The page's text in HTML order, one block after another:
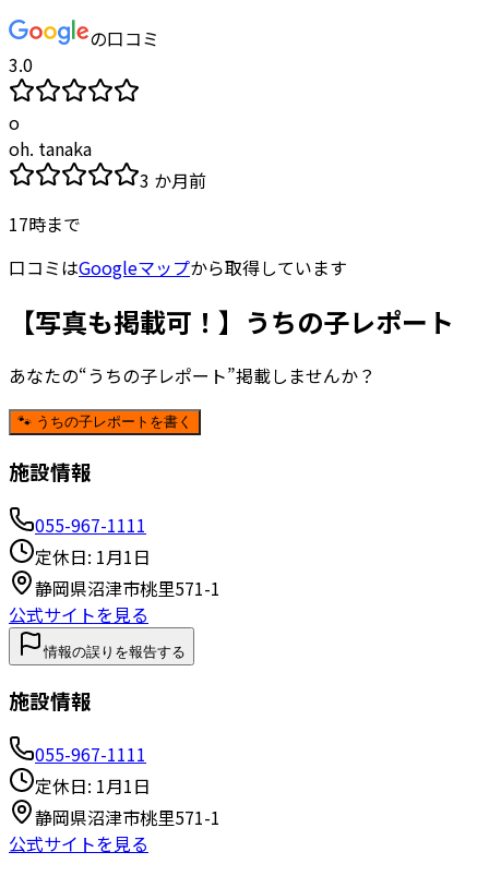
の口コミ
3.0
o
oh. tanaka
3 か月前
17時まで
口コミはGoogleマップから取得しています
【写真も掲載可！】うちの子レポート
あなたの“うちの子レポート”掲載しませんか？
🐾 うちの子レポートを書く
施設情報
055-967-1111
定休日: 1月1日
静岡県沼津市桃里571-1
公式サイトを見る
情報の誤りを報告する
施設情報
055-967-1111
定休日: 1月1日
静岡県沼津市桃里571-1
公式サイトを見る